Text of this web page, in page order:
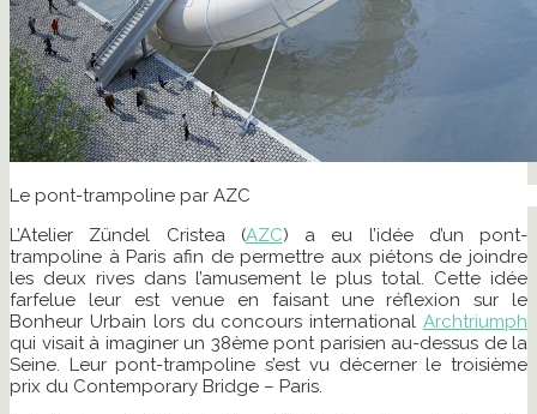
Le pont-trampoline par AZC
L’Atelier Zündel Cristea (AZC) a eu l’idée d’un pont-
trampoline à Paris afin de permettre aux piétons de joindre
les deux rives dans l’amusement le plus total. Cette idée
farfelue leur est venue en faisant une réflexion sur le
Bonheur Urbain lors du concours international Archtriumph
qui visait à imaginer un 38ème pont parisien au-dessus de la
Seine. Leur pont-trampoline s’est vu décerner le troisième
prix du Contemporary Bridge – Paris.